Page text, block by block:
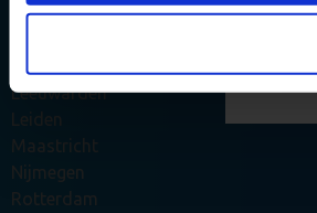
Groningen
Leeuwarden
Maastricht
Nijmegen
Rotterdam